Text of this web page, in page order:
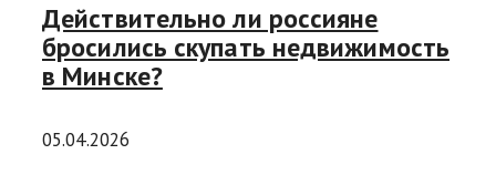
Действительно ли россияне
бросились скупать недвижимость
в Минске?
05.04.2026